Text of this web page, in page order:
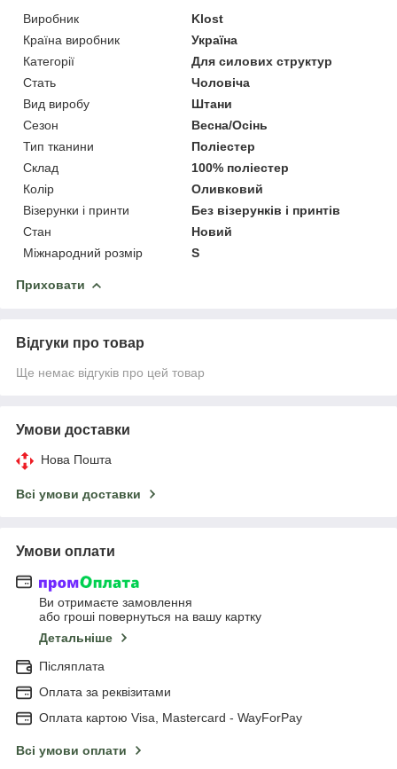
Виробник
Klost
Країна виробник
Україна
Категорії
Для силових структур
Стать
Чоловіча
Вид виробу
Штани
Сезон
Весна/Осінь
Тип тканини
Поліестер
Склад
100% поліестер
Колір
Оливковий
Візерунки і принти
Без візерунків і принтів
Стан
Новий
Міжнародний розмір
S
Приховати
Відгуки про товар
Ще немає відгуків про цей товар
Умови доставки
Нова Пошта
Всі умови доставки
Умови оплати
Ви отримаєте замовлення
або гроші повернуться на вашу картку
Детальніше
Післяплата
Оплата за реквізитами
Оплата картою Visa, Mastercard - WayForPay
Всі умови оплати